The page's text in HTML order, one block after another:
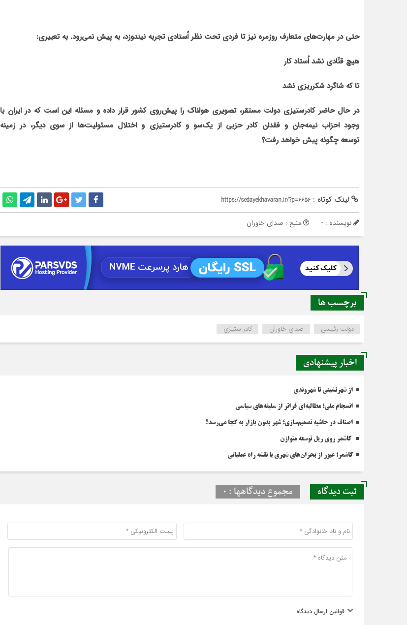
حتی در مهارت‌های متعارف روزمره نیز تا فردی تحت نظر اُستادی تجربه نیندوزد، به پیش نمی‌رود. به تعبیری:
هیچ قنّادی نشد اُستاد کار
تا که شاگرد شکرریزی نشد
در حال حاضر کادرستیزی دولت مستقر، تصویری هولناک را پیش‌روی کشور قرار داده و مسئله این است که در ایران با
وجود احزاب نیمه‌جان و فقدان کادر حزبی از یک‌سو و کادرستیزی و اختلال مسئولیت‌ها از سوی دیگر، در زمینه
توسعه چگونه پیش خواهد رفت؟
لینک کوتاه : https://sedayekhavaran.ir/?p=6656
نویسنده : - منبع : صدای خاوران
برچسب ها
دولت رئیسی صدای خاوران کادر ستیزی
اخبار پیشنهادی
از شهرنشینی تا شهروندی
انسجام ملی؛ مطالبه‌ای فراتر از سلیقه‌های سیاسی
اصناف در حاشیه تصمیم‌سازی؛ شهر بدون بازار به کجا می‌رسد؟
کاشمر روی ریل توسعه متوازن
کاشمر؛ عبور از بحران‌های شهری با نقشه راه عملیاتی
ثبت دیدگاه مجموع دیدگاهها : 0
قوانین ارسال دیدگاه